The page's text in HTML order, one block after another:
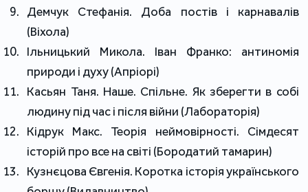
Демчук Стефанія. Доба постів і карнавалів
(Віхола)
Ільницький Микола. Іван Франко: антиномія
природи і духу (Апріорі)
Касьян Таня. Наше. Спільне. Як зберегти в собі
людину під час і після війни (Лабораторія)
Кідрук Макс. Теорія неймовірності. Сімдесят
історій про все на світі (Бородатий тамарин)
Кузнєцова Євгенія. Коротка історія українського